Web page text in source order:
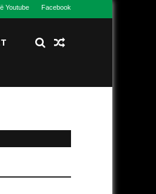
Youtube Facebook
ndërhyri saktë në tre situata